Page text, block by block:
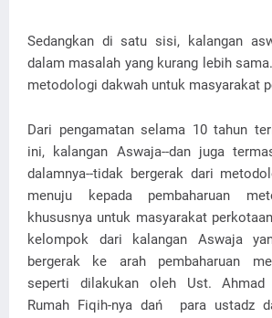
Sedangkan di satu sisi, kalangan
dalam masalah yang kurang lebih
metodologi dakwah untuk masyarakat
Dari pengamatan selama 10 tahun
ini, kalangan Aswaja--dan juga
dalamnya--tidak bergerak dari
menuju kepada pembaharuan
khususnya untuk masyarakat
kelompok dari kalangan Aswaja
bergerak ke arah pembaharuan
seperti dilakukan oleh Ust. Ahmad
Rumah Fiqih-nya dań para ustadz